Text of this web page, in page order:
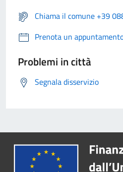
Chiama il comune +39
Prenota un
Problemi in città
Segnala disservizio